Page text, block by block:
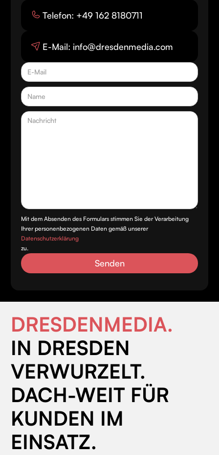
Telefon: +49 162 8180711
E-Mail: info@dresdenmedia.com
Mit dem Absenden des Formulars stimmen Sie der Verarbeitung
Ihrer personenbezogenen Daten gemäß unserer
Datenschutzerklärung
zu.
DRESDENMEDIA.
IN DRESDEN
VERWURZELT.
DACH-WEIT FÜR
KUNDEN IM
EINSATZ.